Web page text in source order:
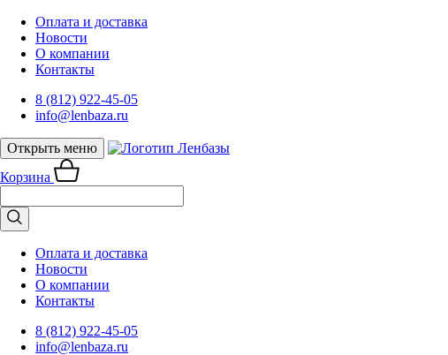
Оплата и доставка
Новости
О компании
Контакты
8 (812) 922-45-05
info@lenbaza.ru
Открыть меню
Корзина
Оплата и доставка
Новости
О компании
Контакты
8 (812) 922-45-05
info@lenbaza.ru